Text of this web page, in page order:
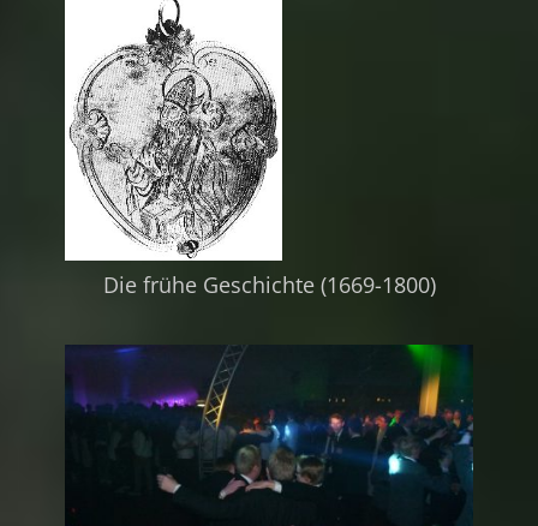
Die frühe Geschichte (1669-1800)